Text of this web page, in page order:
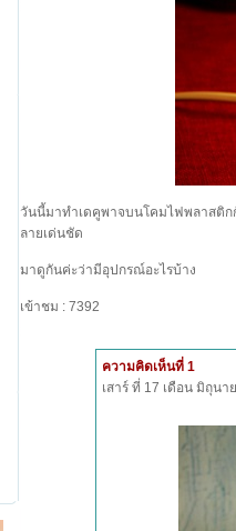
วันนี้มาทำเดคูพาจบนโคมไฟพลาสติก
ลายเด่นชัด
มาดูกันค่ะว่ามีอุปกรณ์อะไรบ้าง
เข้าชม : 7392
ความคิดเห็นที่ 1
เสาร์ ที่ 17 เดือน มิถุนา